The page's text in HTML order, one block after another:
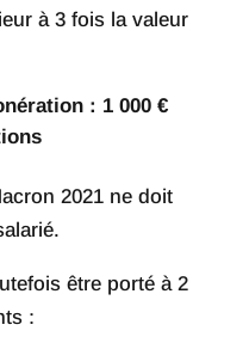
à 3 fois la valeur
: 1 000 €
2021 ne doit
être porté à 2
: